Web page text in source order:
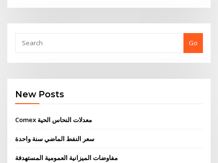
Go
New Posts
Comex معدلات النحاس الحية
سعر النفط الماضي سنة واحدة
مفاوضات الميزانية العمومية المستهدفة